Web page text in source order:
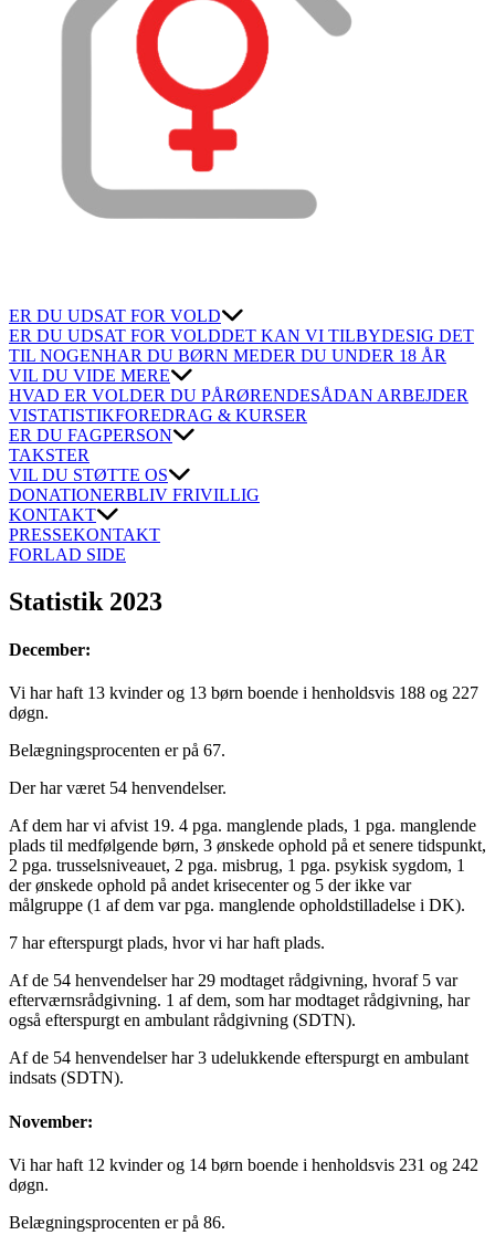
ER DU UDSAT FOR VOLD
ER DU UDSAT FOR VOLDDET KAN VI TILBYDESIG DET
TIL NOGENHAR DU BØRN MEDER DU UNDER 18 ÅR
VIL DU VIDE MERE
HVAD ER VOLDER DU PÅRØRENDESÅDAN ARBEJDER
VISTATISTIKFOREDRAG & KURSER
ER DU FAGPERSON
TAKSTER
VIL DU STØTTE OS
DONATIONERBLIV FRIVILLIG
KONTAKT
PRESSEKONTAKT
FORLAD SIDE
Statistik 2023
December:
Vi har haft 13 kvinder og 13 børn boende i henholdsvis 188 og 227
døgn.
Belægningsprocenten er på 67.
Der har været 54 henvendelser.
Af dem har vi afvist 19. 4 pga. manglende plads, 1 pga. manglende
plads til medfølgende børn, 3 ønskede ophold på et senere tidspunkt,
2 pga. trusselsniveauet, 2 pga. misbrug, 1 pga. psykisk sygdom, 1
der ønskede ophold på andet krisecenter og 5 der ikke var
målgruppe (1 af dem var pga. manglende opholdstilladelse i DK).
7 har efterspurgt plads, hvor vi har haft plads.
Af de 54 henvendelser har 29 modtaget rådgivning, hvoraf 5 var
efterværnsrådgivning. 1 af dem, som har modtaget rådgivning, har
også efterspurgt en ambulant rådgivning (SDTN).
Af de 54 henvendelser har 3 udelukkende efterspurgt en ambulant
indsats (SDTN).
November:
Vi har haft 12 kvinder og 14 børn boende i henholdsvis 231 og 242
døgn.
Belægningsprocenten er på 86.